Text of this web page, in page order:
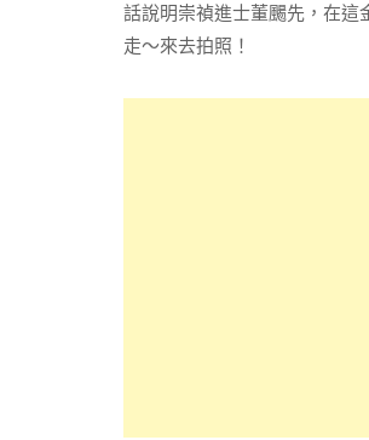
話說明崇禎進士董颺先，在這
走～來去拍照！